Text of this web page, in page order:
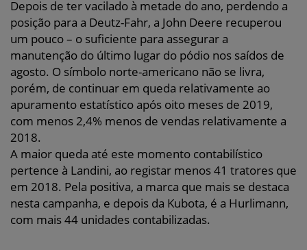
Depois de ter vacilado à metade do ano, perdendo a
posição para a Deutz-Fahr, a John Deere recuperou
um pouco – o suficiente para assegurar a
manutenção do último lugar do pódio nos saídos de
agosto. O símbolo norte-americano não se livra,
porém, de continuar em queda relativamente ao
apuramento estatístico após oito meses de 2019,
com menos 2,4% menos de vendas relativamente a
2018.
A maior queda até este momento contabilístico
pertence à Landini, ao registar menos 41 tratores que
em 2018. Pela positiva, a marca que mais se destaca
nesta campanha, e depois da Kubota, é a Hurlimann,
com mais 44 unidades contabilizadas.